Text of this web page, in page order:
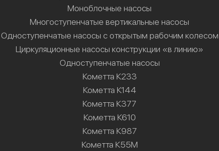
Моноблочные насосы
Многоступенчатые вертикальные насосы
Одноступенчатые насосы с открытым рабочим колесом
Циркуляционные насосы конструкции «в линию»
Одноступенчатые насосы
Кометта К233
Кометта К144
Кометта К377
Кометта К610
Кометта К987
Кометта К55М